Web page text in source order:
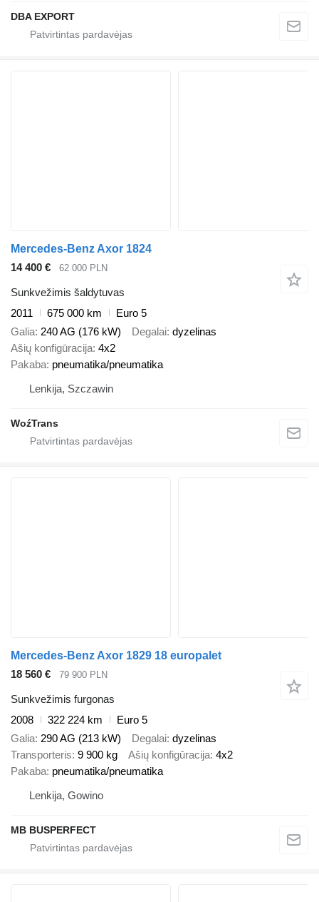
DBA EXPORT
Mercedes-Benz Axor 1824
14 400 €
62 000 PLN
Sunkvežimis šaldytuvas
2011
675 000 km
Euro 5
Galia 240 AG (176 kW) Degalai dyzelinas
Ašių konfigūracija 4x2
Pakaba pneumatika/pneumatika
Lenkija, Szczawin
WoźTrans
Mercedes-Benz Axor 1829 18 europalet
18 560 €
79 900 PLN
Sunkvežimis furgonas
2008
322 224 km
Euro 5
Galia 290 AG (213 kW) Degalai dyzelinas
Transporteris 9 900 kg Ašių konfigūracija 4x2
Pakaba pneumatika/pneumatika
Lenkija, Gowino
MB BUSPERFECT